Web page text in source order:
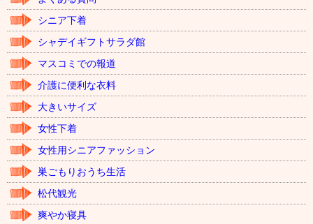
シニア下着
シャデイギフトサラダ館
マスコミでの報道
介護に便利な衣料
大きいサイズ
女性下着
女性用シニアファッション
巣ごもりおうち生活
松代観光
爽やか寝具